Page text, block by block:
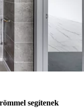
segítenek